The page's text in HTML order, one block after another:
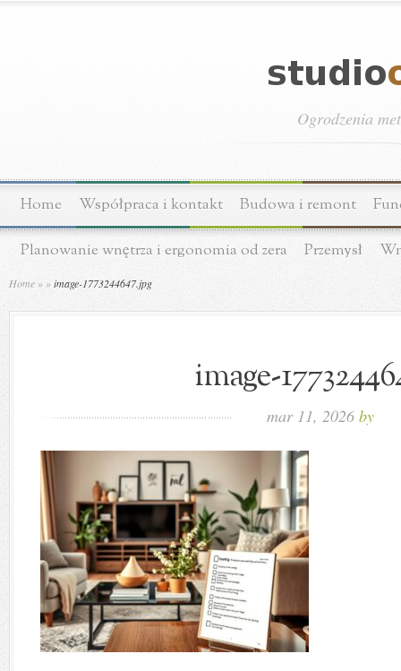
Ogrodzenia
Home Współpraca i kontakt Budowa i remont
Planowanie wnętrza i ergonomia od zera Przemysł
Home » »image-1773244647.jpg
image-
mar 11, 2026 by